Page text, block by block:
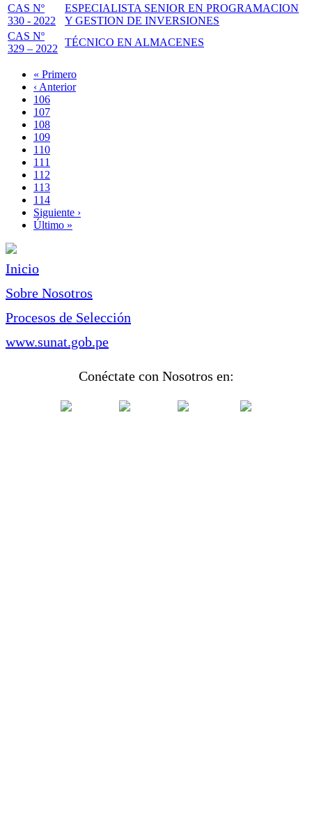
CAS Nº
330 - 2022
ESPECIALISTA SENIOR EN PROGRAMACION
Y GESTION DE INVERSIONES
CAS Nº
329 – 2022
TÉCNICO EN ALMACENES
Paginación
Primera
página
« Primero
Página
anterior
‹ Anterior
Page
106
Page
107
Page
108
Page
109
Página
actual
110
Page
111
Page
112
Page
113
Page
114
Siguiente
página
Siguiente ›
Última
Último »
Inicio
Sobre Nosotros
Procesos de Selección
www.sunat.gob.pe
Conéctate con Nosotros en: